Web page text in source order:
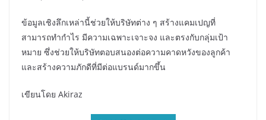
ข้อมูลเชิงลึกเหล่านี้ช่วยให้บริษัทต่าง ๆ สร้างแคมเปญที่
สามารถทำกำไร มีความเฉพาะเจาะจง และตรงกับกลุ่มเป้า
หมาย ซึ่งช่วยให้บริษัทตอบสนองต่อความคาดหวังของลูกค้า
และสร้างความภักดีที่มีต่อแบรนด์มากขึ้น
เขียนโดย Akiraz